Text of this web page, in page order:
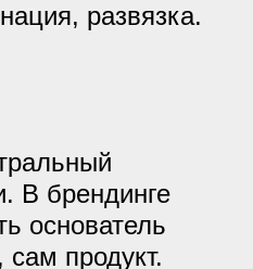
развязка.
В брендинге
основатель
сам продукт.